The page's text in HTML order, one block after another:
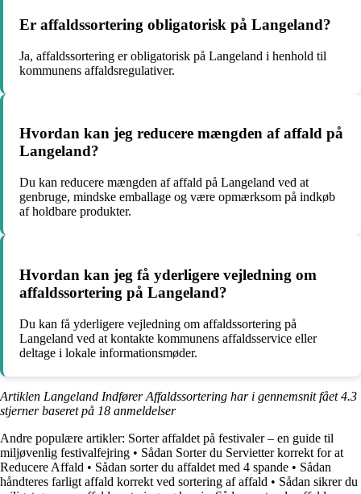
Er affaldssortering obligatorisk på Langeland?
Ja, affaldssortering er obligatorisk på Langeland i henhold til
kommunens affaldsregulativer.
Hvordan kan jeg reducere mængden af affald på
Langeland?
Du kan reducere mængden af affald på Langeland ved at
genbruge, mindske emballage og være opmærksom på indkøb
af holdbare produkter.
Hvordan kan jeg få yderligere vejledning om
affaldssortering på Langeland?
Du kan få yderligere vejledning om affaldssortering på
Langeland ved at kontakte kommunens affaldsservice eller
deltage i lokale informationsmøder.
Artiklen Langeland Indfører Affaldssortering har i gennemsnit fået4.3
stjerner baseret på 18 anmeldelser
Andre populære artikler: Sorter affaldet på festivaler – en guide til
miljøvenlig festivalfejring • Sådan Sorter du Servietter korrekt for at
Reducere Affald • Sådan sorter du affaldet med 4 spande • Sådan
håndteres farligt affald korrekt ved sortering af affald • Sådan sikrer du